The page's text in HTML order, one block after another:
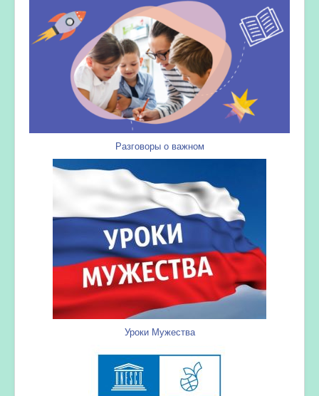
Разговоры о важном
Уроки Мужества